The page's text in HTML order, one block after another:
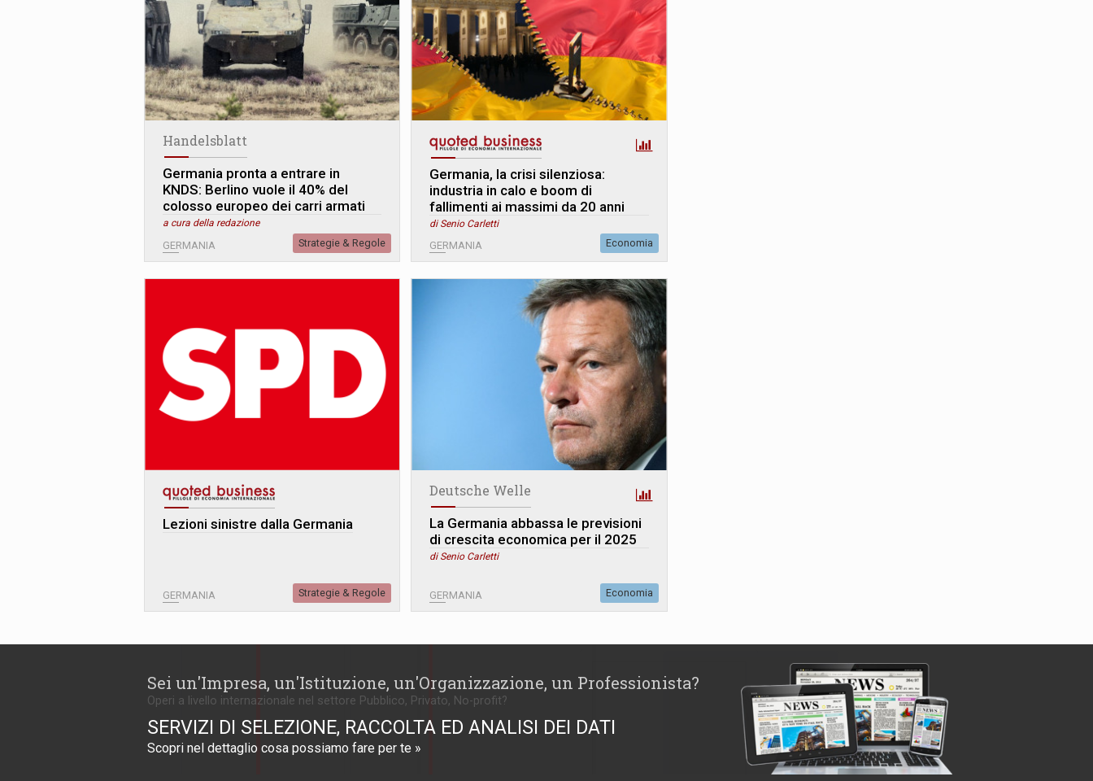
Handelsblatt
Germania pronta a entrare in
KNDS: Berlino vuole il 40% del
colosso europeo dei carri armati
a cura della redazione
GERMANIA Strategie & Regole
Germania, la crisi silenziosa:
industria in calo e boom di
fallimenti ai massimi da 20 anni
di Senio Carletti
GERMANIA Economia
Lezioni sinistre dalla Germania
GERMANIA Strategie & Regole
Deutsche Welle
La Germania abbassa le previsioni
di crescita economica per il 2025
di Senio Carletti
GERMANIA Economia
Sei un'Impresa, un'Istituzione, un'Organizzazione, un Professionista?
Operi a livello internazionale nel settore Pubblico, Privato, No-profit?
SERVIZI DI SELEZIONE, RACCOLTA ED ANALISI DEI DATI
Scopri nel dettaglio cosa possiamo fare per te »